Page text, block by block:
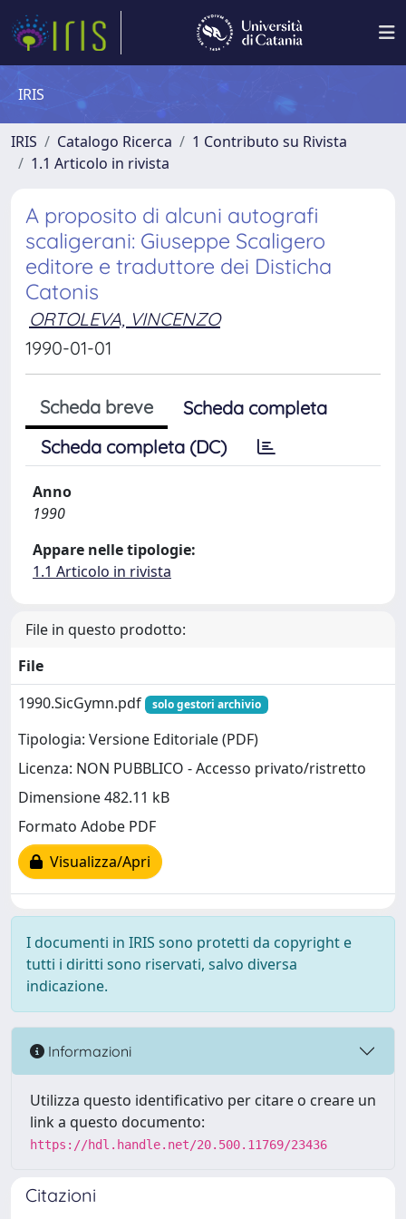
IRIS
IRIS Catalogo Ricerca
1 Contributo su Rivista
1.1 Articolo in rivista
A proposito di alcuni autografi
scaligerani: Giuseppe Scaligero
editore e traduttore dei Disticha
Catonis
ORTOLEVA, VINCENZO
1990-01-01
Scheda breve
Scheda completa
Scheda completa (DC)
Anno
1990
Appare nelle tipologie:
1.1 Articolo in rivista
File in questo prodotto:
File
1990.SicGymn.pdf
solo gestori archivio
Tipologia: Versione Editoriale (PDF)
Licenza: NON PUBBLICO - Accesso privato/ristretto
Dimensione 482.11 kB
Formato Adobe PDF
Visualizza/Apri
I documenti in IRIS sono protetti da copyright e
tutti i diritti sono riservati, salvo diversa
indicazione.
Informazioni
Utilizza questo identificativo per citare o creare un
link a questo documento:
https://hdl.handle.net/20.500.11769/23436
Citazioni